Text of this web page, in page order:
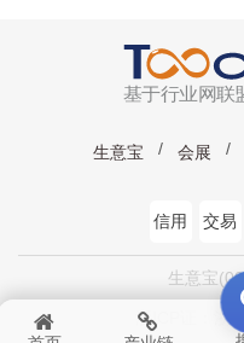
生意宝 会展
信用 交易
生意宝
浙ICP证：浙